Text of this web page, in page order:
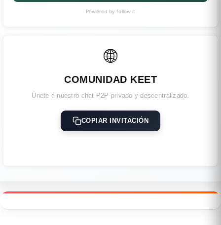
Powered by follow.it
🌐
COMUNIDAD KEET
Únete a nuestro chat P2P privado y descentralizado.
COPIAR INVITACIÓN